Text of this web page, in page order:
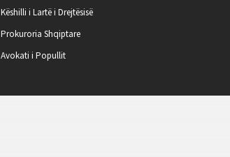
Këshilli i Lartë i Drejtësisë
Prokuroria Shqiptare
Avokati i Popullit